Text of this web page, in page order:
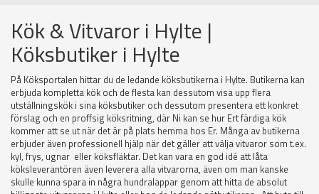
Kök & Vitvaror i Hylte |
Köksbutiker i Hylte
På Köksportalen hittar du de ledande köksbutikerna i Hylte. Butikerna kan
erbjuda kompletta kök och de flesta kan dessutom visa upp flera
utställningskök i sina köksbutiker och dessutom presentera ett konkret
förslag och en proffsig köksritning, där Ni kan se hur Ert färdiga kök
kommer att se ut när det är på plats hemma hos Er. Många av butikerna
erbjuder även professionell hjälp när det gäller att välja vitvaror som t.ex.
kyl, frys, ugnar eller köksfläktar. Det kan vara en god idé att låta
köksleverantören även leverera alla vitvarorna, även om man kanske
skulle kunna spara in några hundralappar genom att hitta de absolut